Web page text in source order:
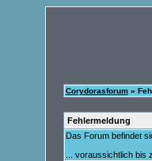
Corydorasforum»
Fehlermeldung
Das Forum befindet
... voraussichtlich bis